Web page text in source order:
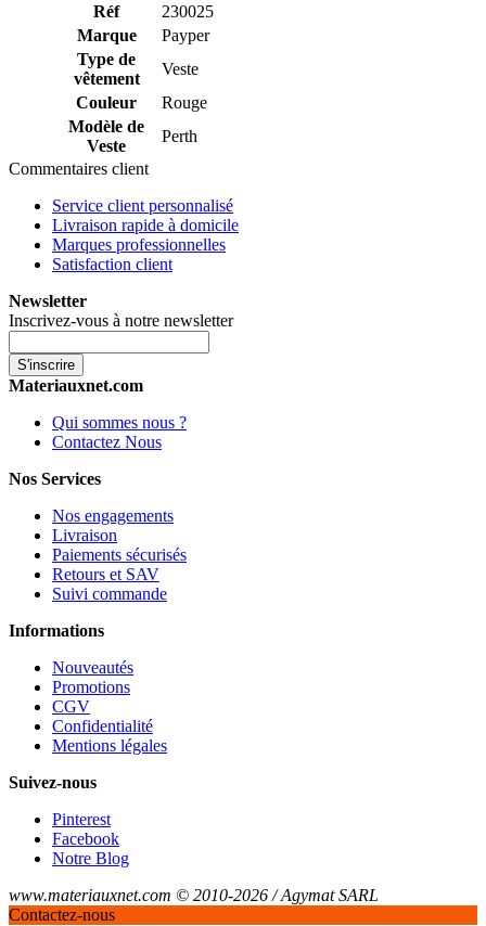
Réf
230025
Marque
Payper
Type de
vêtement
Veste
Couleur
Rouge
Modèle de
Veste
Perth
Commentaires client
Service client personnalisé
Livraison rapide à domicile
Marques professionnelles
Satisfaction client
Newsletter
Inscrivez-vous à notre newsletter
S'inscrire
Materiauxnet.com
Qui sommes nous ?
Contactez Nous
Nos Services
Nos engagements
Livraison
Paiements sécurisés
Retours et SAV
Suivi commande
Informations
Nouveautés
Promotions
CGV
Confidentialité
Mentions légales
Suivez-nous
Pinterest
Facebook
Notre Blog
www.materiauxnet.com © 2010-2026 / Agymat SARL
Contactez-nous